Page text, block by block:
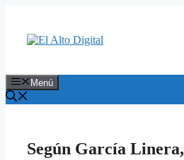
contenido
Menú
Según García Linera,